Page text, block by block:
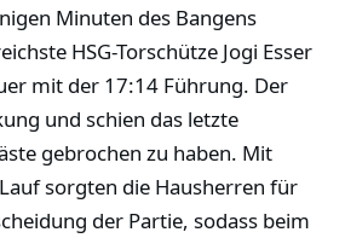
Minuten des Bangens
HSG-Torschütze Jogi Esser
mit der 17:14 Führung. Der
und schien das letzte
gebrochen zu haben. Mit
sorgten die Hausherren für
der Partie, sodass beim